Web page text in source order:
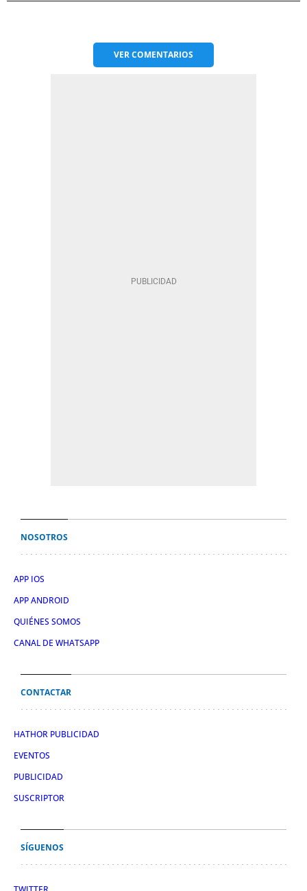
VERCOMENTARIOS
NOSOTROS
APP IOS
APP ANDROID
QUIÉNES SOMOS
CANAL DE WHATSAPP
CONTACTAR
HATHOR PUBLICIDAD
EVENTOS
PUBLICIDAD
SUSCRIPTOR
SÍGUENOS